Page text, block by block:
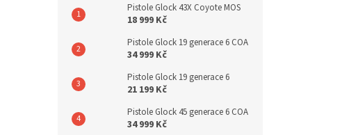
Pistole Glock 43X Coyote MOS
18 999 Kč
Pistole Glock 19 generace 6 COA
34 999 Kč
Pistole Glock 19 generace 6
21 199 Kč
Pistole Glock 45 generace 6 COA
34 999 Kč